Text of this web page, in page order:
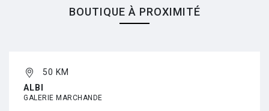
BOUTIQUE À PROXIMITÉ
50 KM
ALBI
GALERIE MARCHANDE